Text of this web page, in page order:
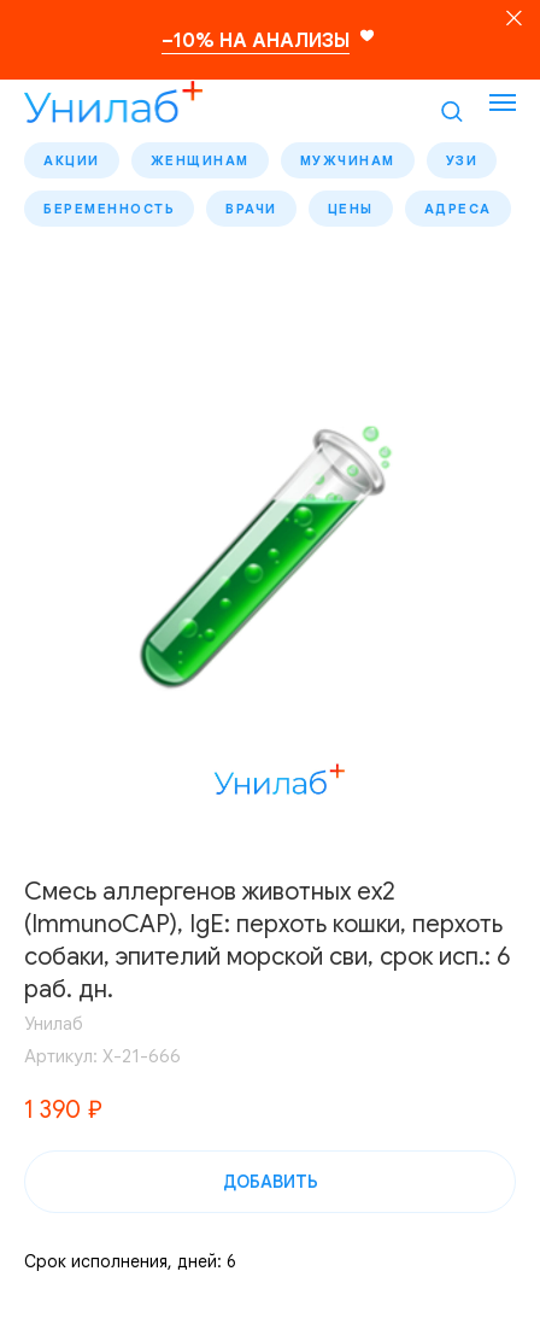
–10% НА АНАЛИЗЫ
АКЦИИ ЖЕНЩИНАМ МУЖЧИНАМ УЗИ
БЕРЕМЕННОСТЬ ВРАЧИ ЦЕНЫ АДРЕСА
Смесь аллергенов животных ex2
(ImmunoCAP), IgE: перхоть кошки, перхоть
собаки, эпителий морской сви, срок исп.: 6
раб. дн.
Унилаб
Артикул: Х-21-666
1 390 ₽
ДОБАВИТЬ
Срок исполнения, дней: 6